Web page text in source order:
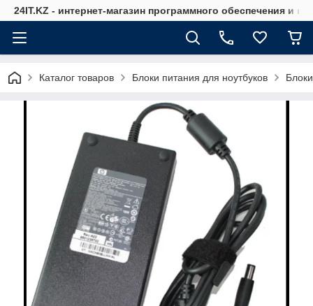
24IT.KZ - интернет-магазин программного обеспечения и
Каталог товаров Блоки питания для ноутбуков